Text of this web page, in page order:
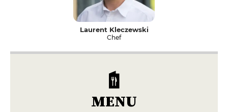
Laurent Kleczewski
Chef
MENU